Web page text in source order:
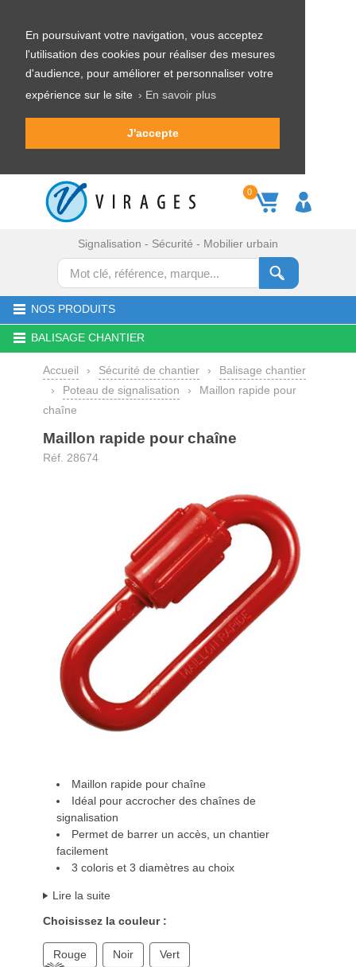
En poursuivant votre navigation, vous acceptez
l'utilisation des cookies pour réaliser des mesures
d'audience, pour améliorer et personnaliser votre
expérience sur le site › En savoir plus
J'accepte
0
Signalisation - Sécurité - Mobilier urbain
NOS PRODUITS
BALISAGE CHANTIER
Accueil › Sécurité de chantier ›
Balisage chantier
›
Poteau de signalisation ›
Maillon rapide pour
chaîne
Maillon rapide pour chaîne
Réf. 28674
Maillon rapide pour chaîne
Idéal pour accrocher des chaînes de
signalisation
Permet de barrer un accès, un chantier
facilement
3 coloris et 3 diamètres au choix
Lire la suite
Choisissez la couleur :
Rouge Noir
Vert